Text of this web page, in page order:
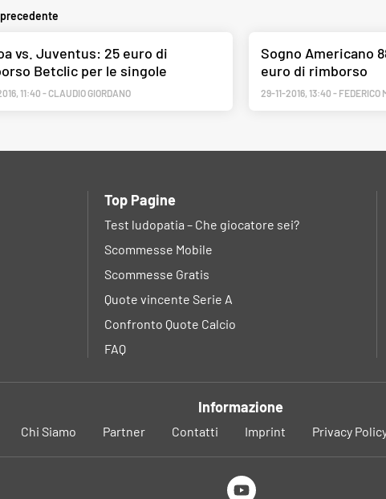
vs. Juventus: 25 euro di
Betclic per le singole
, 11:40 -CLAUDIO GIORDANO
Sogno Americano
euro di rimborso
29-11-2016, 13:40 - FEDERICO
Top Pagine
Test ludopatia – Che giocatore sei?
Scommesse Mobile
Scommesse Gratis
Quote vincente Serie A
Confronto Quote Calcio
FAQ
Informazione
Chi Siamo Partner Contatti Imprint Privacy